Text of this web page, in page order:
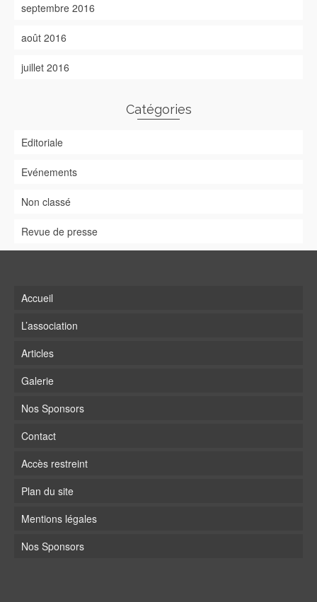
septembre 2016
août 2016
juillet 2016
Catégories
Editoriale
Evénements
Non classé
Revue de presse
Accueil
L’association
Articles
Galerie
Nos Sponsors
Contact
Accès restreint
Plan du site
Mentions légales
Nos Sponsors